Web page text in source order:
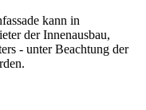
kann in
der Innenausbau,
- unter Beachtung der